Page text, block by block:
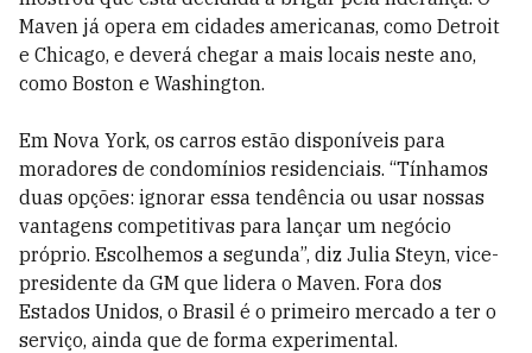
Maven já opera em cidades americanas, como Detroit
e Chicago, e deverá chegar a mais locais neste ano,
como Boston e Washington.
Em Nova York, os carros estão disponíveis para
moradores de condomínios residenciais. “Tínhamos
duas opções: ignorar essa tendência ou usar nossas
vantagens competitivas para lançar um negócio
próprio. Escolhemos a segunda”, diz Julia Steyn, vice-
presidente da GM que lidera o Maven. Fora dos
Estados Unidos, o Brasil é o primeiro mercado a ter o
serviço, ainda que de forma experimental.